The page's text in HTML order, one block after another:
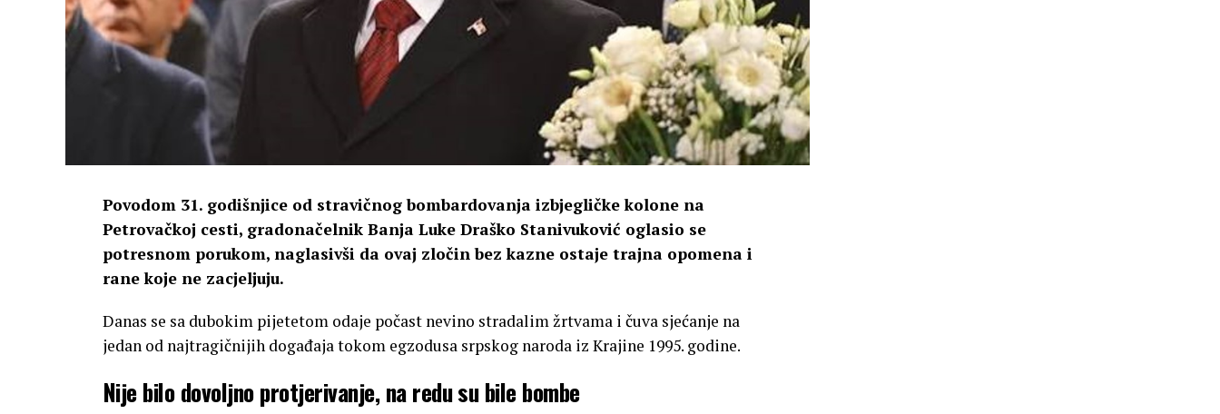
Povodom 31. godišnjice od stravičnog bombardovanja izbjegličke kolone na
Petrovačkoj cesti, gradonačelnik Banja Luke Draško Stanivuković oglasio se
potresnom porukom, naglasivši da ovaj zločin bez kazne ostaje trajna opomena i
rane koje ne zacjeljuju.
Danas se sa dubokim pijetetom odaje počast nevino stradalim žrtvama i čuva sjećanje na
jedan od najtragičnijih događaja tokom egzodusa srpskog naroda iz Krajine 1995. godine.
Nije bilo dovoljno protjerivanje, na redu su bile bombe